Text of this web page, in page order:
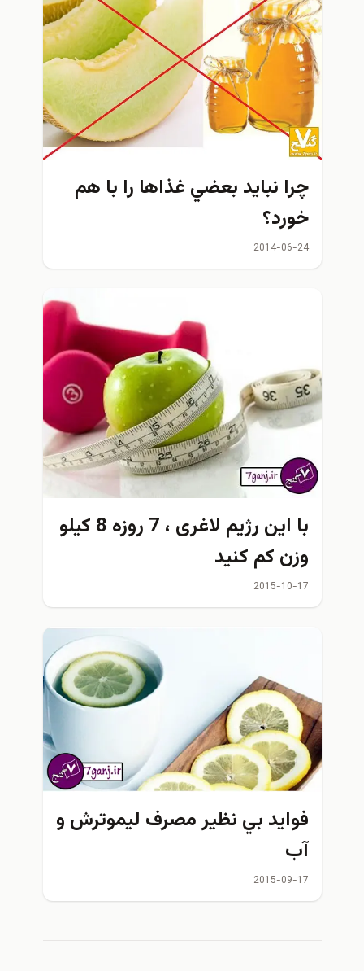
چرا نبايد بعضي غذاها را با هم
خورد؟
2014-06-24
با اين رژیم لاغری ، 7 روزه 8 كيلو
وزن كم كنيد
2015-10-17
فوايد بي نظير مصرف لیموترش و
آب
2015-09-17